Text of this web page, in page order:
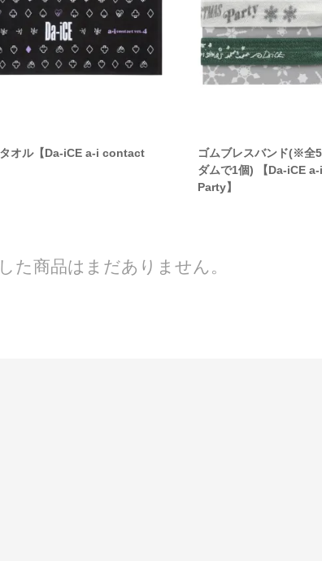
オル【Da-iCE a-i contact
ゴムブレスバンド(※全
ダムで1個) 【Da-iCE
Party】
た商品はまだありません。